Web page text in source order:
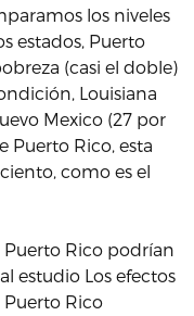
los niveles
estados, Puerto
(casi el doble)
Louisiana
Mexico (27 por
Puerto Rico, esta
como es el
Puerto Rico podrían
estudio Los efectos
Rico